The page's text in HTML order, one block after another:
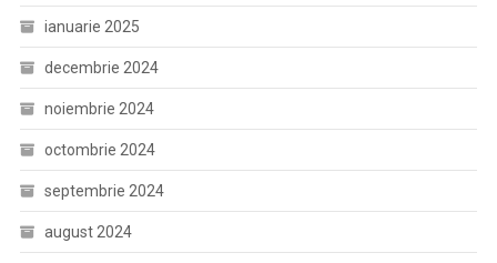
ianuarie 2025
decembrie 2024
noiembrie 2024
octombrie 2024
septembrie 2024
august 2024